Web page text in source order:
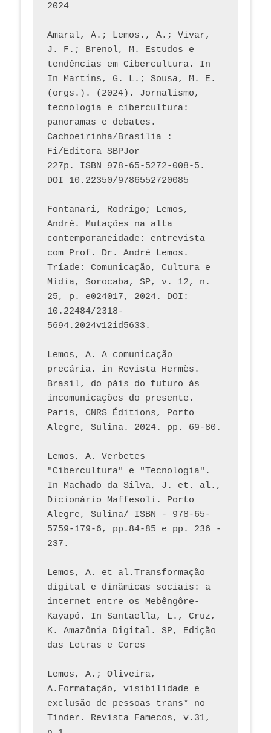
2024
Amaral, A.; Lemos., A.; Vivar,
J. F.; Brenol, M. Estudos e
tendências em Cibercultura. In
In Martins, G. L.; Sousa, M. E.
(orgs.). (2024). Jornalismo,
tecnologia e cibercultura:
panoramas e debates.
Cachoeirinha/Brasília :
Fi/Editora SBPJor
227p. ISBN 978-65-5272-008-5.
DOI 10.22350/9786552720085
Fontanari, Rodrigo; Lemos,
André. Mutações na alta
contemporaneidade: entrevista
com Prof. Dr. André Lemos.
Tríade: Comunicação, Cultura e
Mídia, Sorocaba, SP, v. 12, n.
25, p. e024017, 2024. DOI:
10.22484/2318-
5694.2024v12id5633.
Lemos, A. A comunicação
precária. in Revista Hermès.
Brasil, do páis do futuro às
incomunicações do presente.
Paris, CNRS Éditions, Porto
Lemos, A. Verbetes
"Cibercultura" e "Tecnologia".
In Machado da Silva, J. et. al.,
Dicionário Maffesoli. Porto
Alegre, Sulina/ ISBN - 978-65-
5759-179-6, pp.84-85 e pp. 236 -
237.
Lemos, A. et al.Transformação
digital e dinâmicas sociais: a
internet entre os Mebêngôre-
Kayapó. In Santaella, L., Cruz,
K. Amazônia Digital. SP, Edição
das Letras e Cores
Lemos, A.; Oliveira,
A.Formatação, visibilidade e
exclusão de pessoas trans* no
Tinder. Revista Famecos, v.31,